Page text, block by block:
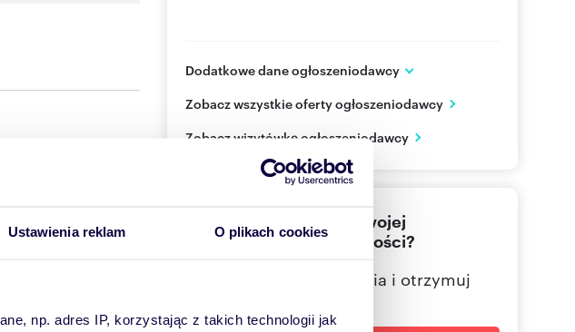
Ustawienia reklam O plikach cookies
np. adres IP, korzystając z takich technologii jak
Dodatkowe dane ogłoszeniodawcy
Strzelce Opolskie
PL
608870 Pokaż telefon
604988 Pokaż telefon
Zobacz wszystkie oferty ogłoszeniodawcy
Zobacz wizytówkę ogłoszeniodawcy
Nie znalazłeś jeszcze swojej
wymarzonej nieruchomości?
Określ swoje oczekiwania i otrzymuj